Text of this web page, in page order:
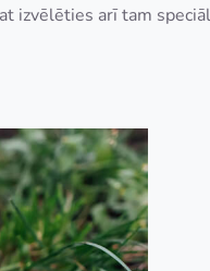
izvēlēties arī tam